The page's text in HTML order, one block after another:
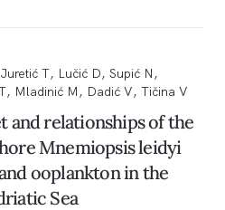
T, Lučić D, Supić N,
Mladinić M, Dadić V, Tičina V
and relationships of the
Mnemiopsis leidyi
ooplankton in the
Sea